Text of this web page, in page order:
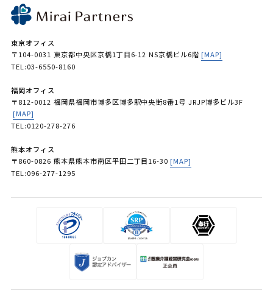
東京オフィス
〒104-0031 東京都中央区京橋1丁目6-12 NS京橋ビル6階 [MAP]
TEL:03-6550-8160
福岡オフィス
〒812-0012 福岡県福岡市博多区博多駅中央街8番1号 JRJP博多ビル3F
[MAP]
TEL:0120-278-276
熊本オフィス
〒860-0826 熊本県熊本市南区平田二丁目16-30 [MAP]
TEL:096-277-1295